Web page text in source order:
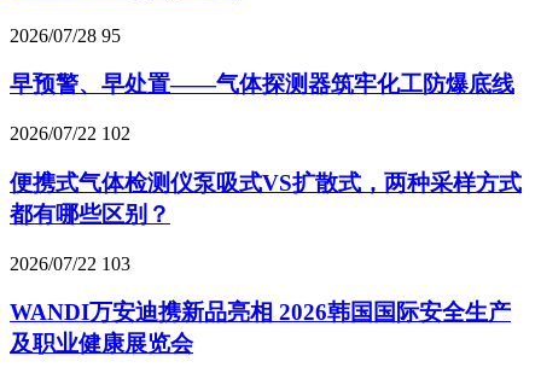
2026/07/28 95
早预警、早处置——气体探测器筑牢化工防爆底线
2026/07/22 102
便携式气体检测仪泵吸式VS扩散式，两种采样方式
都有哪些区别？
2026/07/22 103
WANDI万安迪携新品亮相 2026韩国国际安全生产
及职业健康展览会